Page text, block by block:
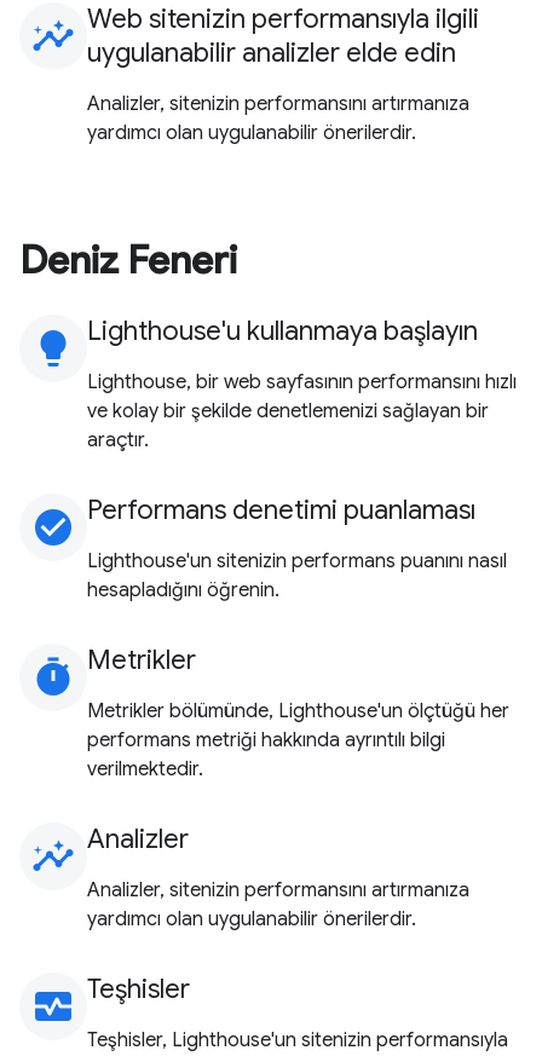
insights Web sitenizin performansıyla ilgili
uygulanabilir analizler elde edin
Analizler, sitenizin performansını artırmanıza
yardımcı olan uygulanabilir önerilerdir.
Deniz Feneri
lightbulb Lighthouse'u kullanmaya başlayın
Lighthouse, bir web sayfasının performansını hızlı
ve kolay bir şekilde denetlemenizi sağlayan bir
araçtır.
check_circle Performans denetimi puanlaması
Lighthouse'un sitenizin performans puanını nasıl
hesapladığını öğrenin.
timer Metrikler
Metrikler bölümünde, Lighthouse'un ölçtüğü her
performans metriği hakkında ayrıntılı bilgi
verilmektedir.
insights Analizler
Analizler, sitenizin performansını artırmanıza
yardımcı olan uygulanabilir önerilerdir.
monitor_heart Teşhisler
Teşhisler, Lighthouse'un sitenizin performansıyla